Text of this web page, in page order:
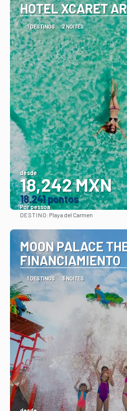
HOTEL XCARET
1 DESTINOS 2 NOITES
desde
18,242 MXN
18.241 pontos
Por pessoa
DESTINO: Playa del Carmen
MOON PALACE
FINANCIAMIENTO
1 DESTINOS 3 NOITES